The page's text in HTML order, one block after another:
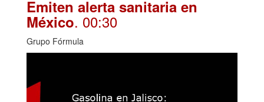
Emiten alerta sanitaria en
México. 00:30
Grupo Fórmula